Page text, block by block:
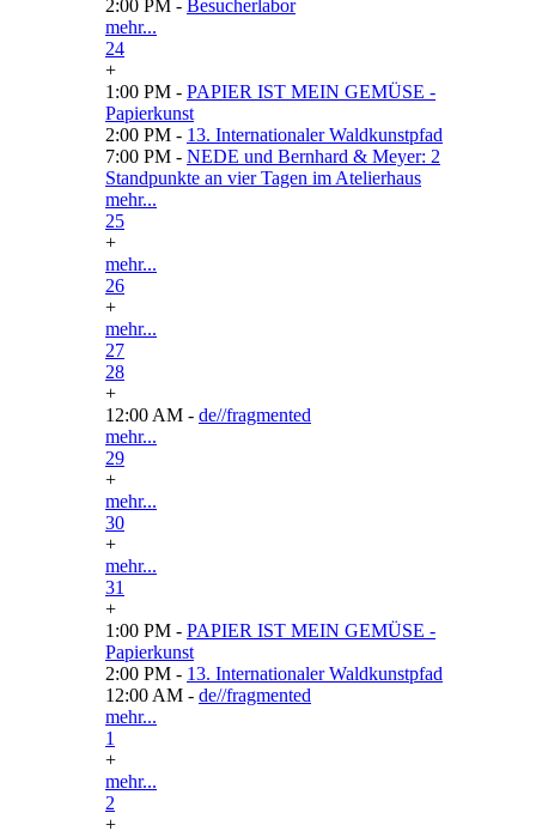
2:00 PM - Besucherlabor
mehr...
24
+
1:00 PM - PAPIER IST MEIN GEMÜSE -
Papierkunst
2:00 PM - 13. Internationaler Waldkunstpfad
7:00 PM - NEDE und Bernhard & Meyer: 2
Standpunkte an vier Tagen im Atelierhaus
mehr...
25
+
mehr...
26
+
mehr...
27
28
+
12:00 AM - de//fragmented
mehr...
29
+
mehr...
30
+
mehr...
31
+
1:00 PM - PAPIER IST MEIN GEMÜSE -
Papierkunst
2:00 PM - 13. Internationaler Waldkunstpfad
12:00 AM - de//fragmented
mehr...
1
+
mehr...
2
+